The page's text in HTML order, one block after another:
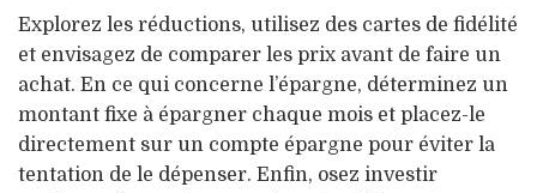
Explorez les réductions, utilisez des cartes de fidélité
et envisagez de comparer les prix avant de faire un
achat. En ce qui concerne l’épargne, déterminez un
montant fixe à épargner chaque mois et placez-le
directement sur un compte épargne pour éviter la
tentation de le dépenser. Enfin, osez investir